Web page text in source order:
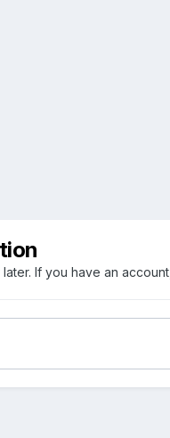
If you have an account,